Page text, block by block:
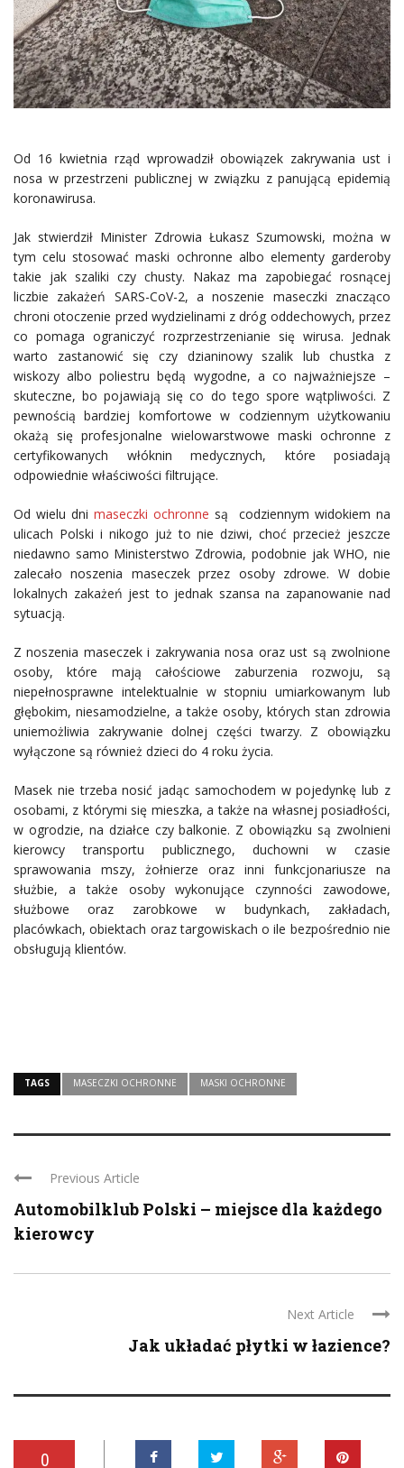
Od 16 kwietnia rząd wprowadził obowiązek zakrywania ust i
nosa w przestrzeni publicznej w związku z panującą epidemią
koronawirusa.
Jak stwierdził Minister Zdrowia Łukasz Szumowski, można w
tym celu stosować maski ochronne albo elementy garderoby
takie jak szaliki czy chusty. Nakaz ma zapobiegać rosnącej
liczbie zakażeń SARS-CoV-2, a noszenie maseczki znacząco
chroni otoczenie przed wydzielinami z dróg oddechowych, przez
co pomaga ograniczyć rozprzestrzenianie się wirusa. Jednak
warto zastanowić się czy dzianinowy szalik lub chustka z
wiskozy albo poliestru będą wygodne, a co najważniejsze –
skuteczne, bo pojawiają się co do tego spore wątpliwości. Z
pewnością bardziej komfortowe w codziennym użytkowaniu
okażą się profesjonalne wielowarstwowe maski ochronne z
certyfikowanych włóknin medycznych, które posiadają
odpowiednie właściwości filtrujące.
Od wielu dni maseczki ochronne są codziennym widokiem na
ulicach Polski i nikogo już to nie dziwi, choć przecież jeszcze
niedawno samo Ministerstwo Zdrowia, podobnie jak WHO, nie
zalecało noszenia maseczek przez osoby zdrowe. W dobie
lokalnych zakażeń jest to jednak szansa na zapanowanie nad
sytuacją.
Z noszenia maseczek i zakrywania nosa oraz ust są zwolnione
osoby, które mają całościowe zaburzenia rozwoju, są
niepełnosprawne intelektualnie w stopniu umiarkowanym lub
głębokim, niesamodzielne, a także osoby, których stan zdrowia
uniemożliwia zakrywanie dolnej części twarzy. Z obowiązku
wyłączone są również dzieci do 4 roku życia.
Masek nie trzeba nosić jadąc samochodem w pojedynkę lub z
osobami, z którymi się mieszka, a także na własnej posiadłości,
w ogrodzie, na działce czy balkonie. Z obowiązku są zwolnieni
kierowcy transportu publicznego, duchowni w czasie
sprawowania mszy, żołnierze oraz inni funkcjonariusze na
służbie, a także osoby wykonujące czynności zawodowe,
służbowe oraz zarobkowe w budynkach, zakładach,
placówkach, obiektach oraz targowiskach o ile bezpośrednio nie
obsługują klientów.
TAGS MASECZKI OCHRONNE MASKI OCHRONNE
Previous Article
Automobilklub Polski – miejsce dla każdego
kierowcy
Next Article
Jak układać płytki w łazience?
0